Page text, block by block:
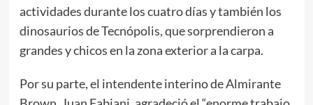
actividades durante los cuatro días y también los
dinosaurios de Tecnópolis, que sorprendieron a
grandes y chicos en la zona exterior a la carpa.
Por su parte, el intendente interino de Almirante